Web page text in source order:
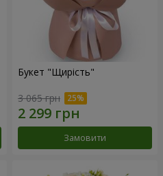
Букет "Щирість"
3 065 грн
Замовити